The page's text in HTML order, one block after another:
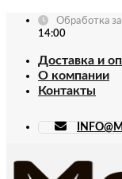
Skip
Обработка
14:00
Доставка и
О компании
Контакты